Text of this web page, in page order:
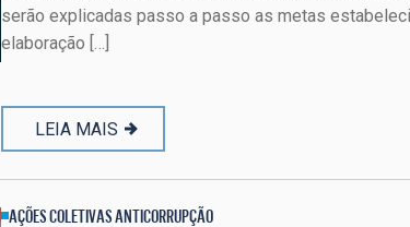
serão explicadas passo a passo as metas
elaboração […]
LEIA MAIS
AÇÕES COLETIVAS ANTICORRUPÇÃO